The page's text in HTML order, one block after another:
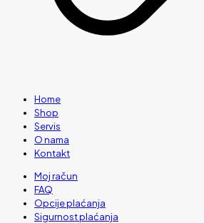
Home
Shop
Servis
O nama
Kontakt
Moj račun
FAQ
Opcije plaćanja
Sigurnost plaćanja